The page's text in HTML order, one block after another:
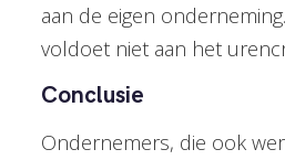
aan de eigen
voldoet niet aan het
Conclusie
Ondernemers, die ook